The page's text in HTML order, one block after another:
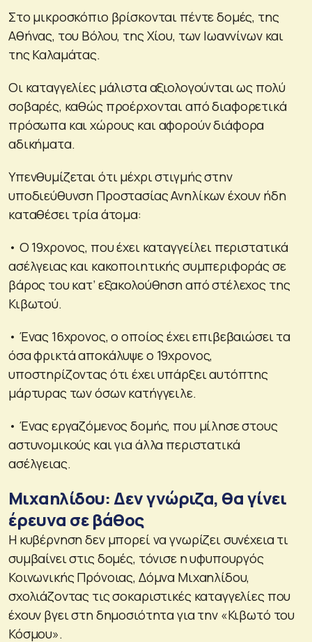
Στο μικροσκόπιο βρίσκονται πέντε δομές, της
Αθήνας, του Βόλου, της Χίου, των Ιωαννίνων και
της Καλαμάτας.
Οι καταγγελίες μάλιστα αξιολογούνται ως πολύ
σοβαρές, καθώς προέρχονται από διαφορετικά
πρόσωπα και χώρους και αφορούν διάφορα
αδικήματα.
Υπενθυμίζεται ότι μέχρι στιγμής στην
υποδιεύθυνση Προστασίας Ανηλίκων έχουν ήδη
καταθέσει τρία άτομα:
• Ο 19χρονος, που έχει καταγγείλει περιστατικά
ασέλγειας και κακοποιητικής συμπεριφοράς σε
βάρος του κατ’ εξακολούθηση από στέλεχος της
Κιβωτού.
• Ένας 16χρονος, ο οποίος έχει επιβεβαιώσει τα
όσα φρικτά αποκάλυψε ο 19χρονος,
υποστηρίζοντας ότι έχει υπάρξει αυτόπτης
μάρτυρας των όσων κατήγγειλε.
• Ένας εργαζόμενος δομής, που μίλησε στους
αστυνομικούς και για άλλα περιστατικά
ασέλγειας.
Μιχαηλίδου: Δεν γνώριζα, θα γίνει
έρευνα σε βάθος
Η κυβέρνηση δεν μπορεί να γνωρίζει συνέχεια τι
συμβαίνει στις δομές, τόνισε η υφυπουργός
Κοινωνικής Πρόνοιας, Δόμνα Μιχαηλίδου,
σχολιάζοντας τις σοκαριστικές καταγγελίες που
έχουν βγει στη δημοσιότητα για την «Κιβωτό του
Κόσμου».